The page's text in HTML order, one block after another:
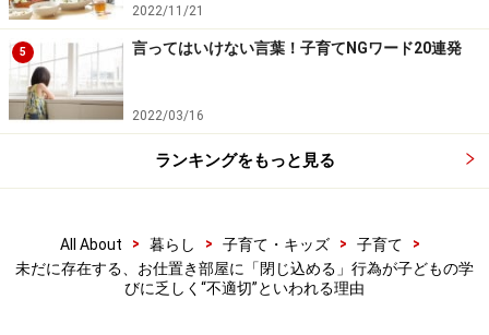
ことは難しいのですが、年齢的にも順応しやすいうちに
立て直しに努めることを強くおすすめします。
立て直しはそれぞれの家庭の悪循環の要因に沿っておこ
なうものですが、どの家庭においても共通していえるの
は、子どもが言うことを聞くためには、基盤になる指針
のようなものが必要ということです。生活リズムや遊
しようという方向性が決まっていれば、それは、親の一
貫性を保つための拠り所となってくれますし、子どもに
2022/11/21
5 言ってはいけない言葉！子育てNGワード20連発
2022/03/16
ランキングをもっと見る
All About > 暮らし > 子育て・キッズ > 子育て
>
未だに存在する、お仕置き部屋に「閉じ込める」行為が子どもの学
びに乏しく“不適切”といわれる理由